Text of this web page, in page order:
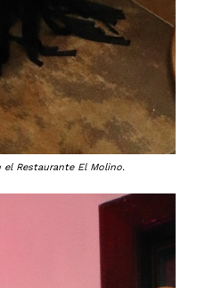
Restaurante El Molino.